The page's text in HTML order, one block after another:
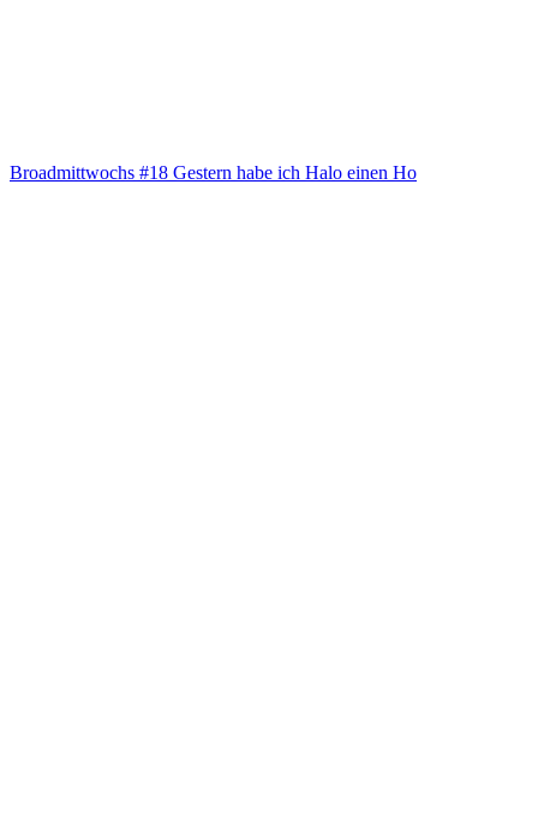
Broad­mitt­wochs #18 Ges­tern habe ich Halo einen Ho